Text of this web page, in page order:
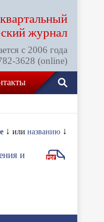
журнал
с 2006 года
3628 (online)
↓ или названию ↓
и